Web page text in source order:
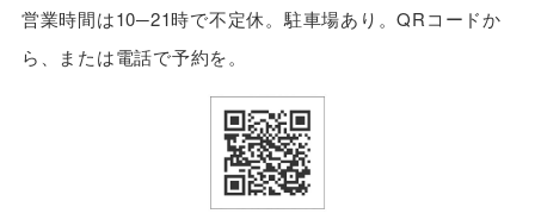
営業時間は10─21時で不定休。駐車場あり。QRコードか
ら、または電話で予約を。